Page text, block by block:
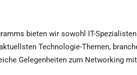
bieten wir sowohl IT-
Technologie-Themen,
Gelegenheiten zum Networking